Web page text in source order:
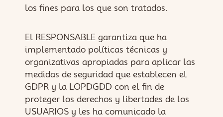
los fines para los que son tratados.
El RESPONSABLE garantiza que ha
implementado políticas técnicas y
organizativas apropiadas para aplicar las
medidas de seguridad que establecen el
GDPR y la LOPDGDD con el fin de
proteger los derechos y libertades de los
USUARIOS y les ha comunicado la